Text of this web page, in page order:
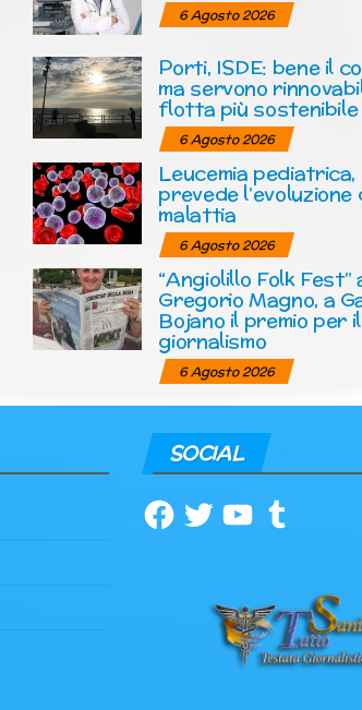
6 Agosto 2026
Porti, ISDE: bene il
ma servono
flotta più sostenibile
6 Agosto 2026
Leucemia pediatrica,
prevede l’evoluzione
malattia
6 Agosto 2026
“Angiolillo Folk Fest”
Gregorio Magno, a
Bojano il premio per il
giornalismo
6 Agosto 2026
SOCIAL
Facebook
TwitterYouTubeTumblr